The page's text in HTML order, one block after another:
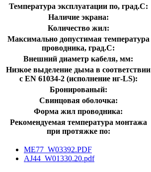
Температура эксплуатации по, град.C:
Наличие экрана:
Количество жил:
Максимально допустимая температура
проводника, град.C:
Внешний диаметр кабеля, мм:
Низкое выделение дыма в соответствии
с EN 61034-2 (исполнение нг-LS):
Бронированый:
Свинцовая оболочка:
Форма жил проводника:
Рекомендуемая температура монтажа
при протяжке по:
ME77_W03392.PDF
AJ44_W01330.20.pdf